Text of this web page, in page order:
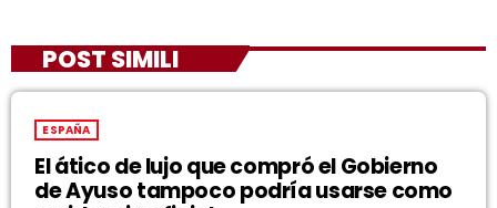
POST SIMILI
ESPAÑA
El ático de lujo que compró el Gobierno
de Ayuso tampoco podría usarse como